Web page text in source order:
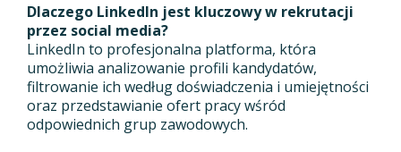
Dlaczego LinkedIn jest kluczowy w rekrutacji
przez social media?
LinkedIn to profesjonalna platforma, która
umożliwia analizowanie profili kandydatów,
filtrowanie ich według doświadczenia i umiejętności
oraz przedstawianie ofert pracy wśród
odpowiednich grup zawodowych.